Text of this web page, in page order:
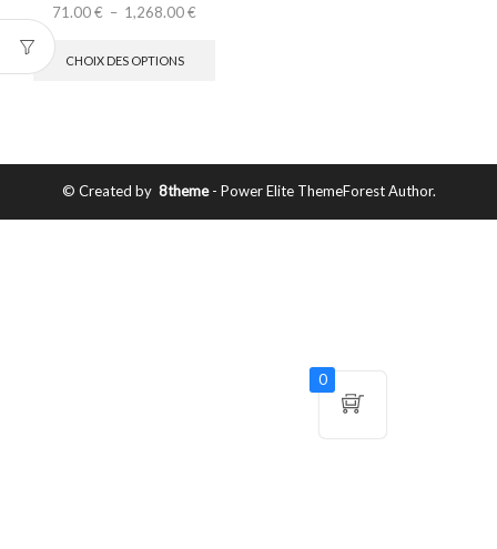
71.00€ – 1,268.00€
CHOIX DES OPTIONS
© Created by 8theme- Power Elite ThemeForest Author.
0